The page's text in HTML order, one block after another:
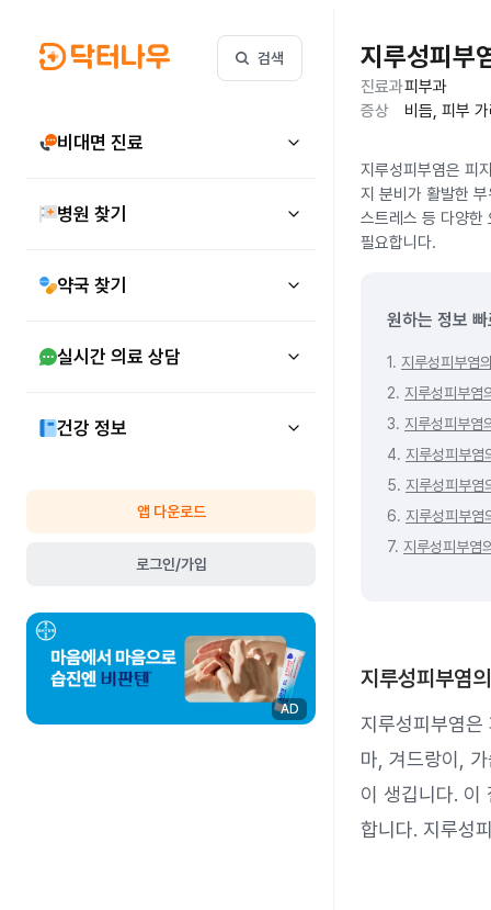
검색
비대면 진료
병원 찾기
약국 찾기
실시간 의료 상담
건강 정보
앱 다운로드
로그인/가입
AD
지루성피부
진료과피부과
증상
비듬, 피부
지루성피부염은 피
지 분비가 활발한
스트레스 등 다양한
필요합니다.
원하는 정보
1. 지루성피부염
2. 지루성피부염
3. 지루성피부염
4. 지루성피부염
5. 지루성피부염
6. 지루성피부염
7. 지루성피부염
지루성피부염
지루성피부염
마, 겨드랑이,
이 생깁니다. 이
합니다. 지루성